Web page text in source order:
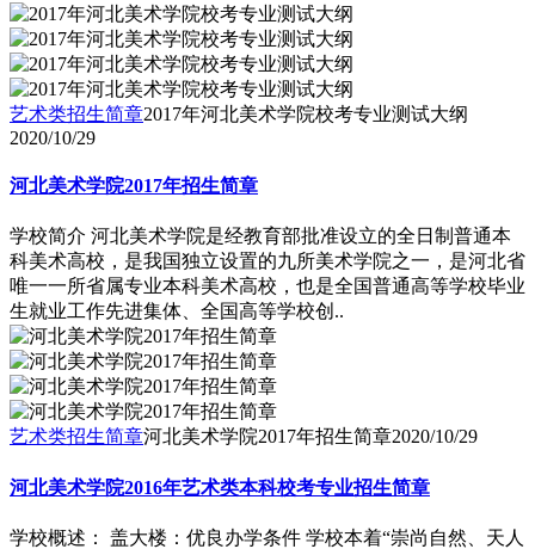
艺术类招生简章2017年河北美术学院校考专业测试大纲
2020/10/29
河北美术学院2017年招生简章
学校简介 河北美术学院是经教育部批准设立的全日制普通本
科美术高校，是我国独立设置的九所美术学院之一，是河北省
唯一一所省属专业本科美术高校，也是全国普通高等学校毕业
生就业工作先进集体、全国高等学校创..
艺术类招生简章河北美术学院2017年招生简章2020/10/29
河北美术学院2016年艺术类本科校考专业招生简章
学校概述： 盖大楼：优良办学条件 学校本着“崇尚自然、天人